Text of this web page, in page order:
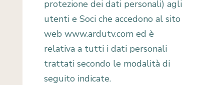
protezione dei dati personali) agli
utenti e Soci che accedono al sito
web www.ardutv.com ed è
relativa a tutti i dati personali
trattati secondo le modalità di
seguito indicate.